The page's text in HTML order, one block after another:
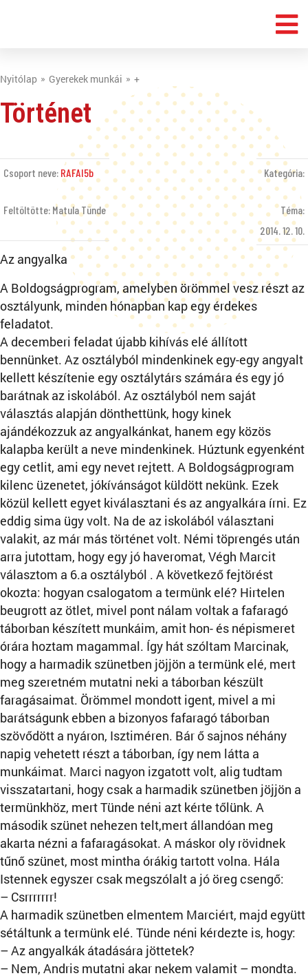
Nyitólap Gyerekek munkái +
Történet
Csoport neve: RAFAI5b
Feltöltötte: Matula Tünde
Kategória:
Téma:
2014. 12. 10.
Az angyalka
A Boldogságprogram, amelyben örömmel vesz részt az
osztályunk, minden hónapban kap egy érdekes
feladatot.
A decemberi feladat újabb kihívás elé állított
bennünket. Az osztályból mindenkinek egy-egy angyalt
kellett készítenie egy osztálytárs számára és egy jó
barátnak az iskolából. Az osztályból nem saját
választás alapján dönthettünk, hogy kinek
ajándékozzuk az angyalkánkat, hanem egy közös
kalapba került a neve mindenkinek. Húztunk egyenként
egy cetlit, ami egy nevet rejtett. A Boldogságprogram
kilenc üzenetet, jókívánságot küldött nekünk. Ezek
közül kellett egyet kiválasztani és az angyalkára írni. Ez
eddig sima ügy volt. Na de az iskolából választani
valakit, az már más történet volt. Némi töprengés után
arra jutottam, hogy egy jó haveromat, Végh Marcit
választom a 6.a osztályból . A következő fejtörést
okozta: hogyan csalogatom a termünk elé? Hirtelen
beugrott az ötlet, mivel pont nálam voltak a fafaragó
táborban készített munkáim, amit hon- és népismeret
órára hoztam magammal. Így hát szóltam Marcinak,
hogy a harmadik szünetben jöjjön a termünk elé, mert
meg szeretném mutatni neki a táborban készült
faragásaimat. Örömmel mondott igent, mivel a mi
barátságunk ebben a bizonyos fafaragó táborban
szövődött a nyáron, Isztiméren. Bár ő sajnos néhány
napig vehetett részt a táborban, így nem látta a
munkáimat. Marci nagyon izgatott volt, alig tudtam
visszatartani, hogy csak a harmadik szünetben jöjjön a
termünkhöz, mert Tünde néni azt kérte tőlünk. A
második szünet nehezen telt,mert állandóan meg
akarta nézni a fafaragásokat. A máskor oly rövidnek
tűnő szünet, most mintha órákig tartott volna. Hála
Istennek egyszer csak megszólalt a jó öreg csengő:
– Csrrrrrrr!
A harmadik szünetben elmentem Marciért, majd együtt
sétáltunk a termünk elé. Tünde néni kérdezte is, hogy:
– Az angyalkák átadására jöttetek?
– Nem, Andris mutatni akar nekem valamit – mondta.